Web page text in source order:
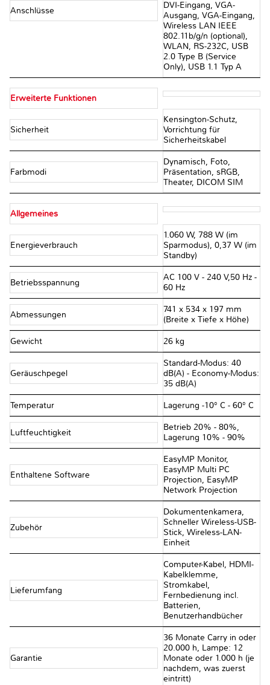
Anschlüsse
DVI-Eingang, VGA-
Ausgang, VGA-Eingang,
Wireless LAN IEEE
802.11b/g/n (optional),
WLAN, RS-232C, USB
2.0 Type B (Service
Only), USB 1.1 Typ A
Erweiterte Funktionen
Sicherheit
Kensington-Schutz,
Vorrichtung für
Sicherheitskabel
Farbmodi
Dynamisch, Foto,
Präsentation, sRGB,
Theater, DICOM SIM
Allgemeines
Energieverbrauch
1.060 W, 788 W (im
Sparmodus), 0,37 W (im
Standby)
Betriebsspannung
AC 100 V - 240 V,50 Hz -
60 Hz
Abmessungen
741‎ x 534 x 197 mm
(Breite x Tiefe x Höhe)
Gewicht 26 kg
Geräuschpegel
Standard-Modus: 40
dB(A) - Economy-Modus:
35 dB(A)
Temperatur Lagerung -10° C - 60° C
Luftfeuchtigkeit
Betrieb 20% - 80%,
Lagerung 10% - 90%
Enthaltene Software
EasyMP Monitor,
EasyMP Multi PC
Projection, EasyMP
Network Projection
Zubehör
Dokumentenkamera,
Schneller Wireless-USB-
Stick, Wireless-LAN-
Einheit
Lieferumfang
Computer-Kabel, HDMI-
Kabelklemme,
Stromkabel,
Fernbedienung incl.
Batterien,
Benutzerhandbücher
Garantie
36 Monate Carry in oder
20.000 h, Lampe: 12
Monate oder 1.000 h (je
nachdem, was zuerst
eintritt)